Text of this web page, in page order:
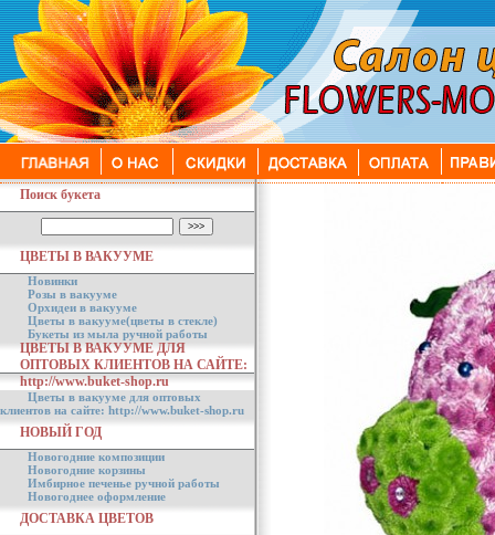
Поиск букета
ЦВЕТЫ В ВАКУУМЕ
Новинки
Розы в вакууме
Орхидеи в вакууме
Цветы в вакууме(цветы в стекле)
Букеты из мыла ручной работы
ЦВЕТЫ В ВАКУУМЕ ДЛЯ
ОПТОВЫХ КЛИЕНТОВ НА САЙТЕ:
http://www.buket-shop.ru
Цветы в вакууме для оптовых
клиентов на сайте: http://www.buket-shop.ru
НОВЫЙ ГОД
Новогодние композиции
Новогодние корзины
Имбирное печенье ручной работы
Новогоднее оформление
ДОСТАВКА ЦВЕТОВ